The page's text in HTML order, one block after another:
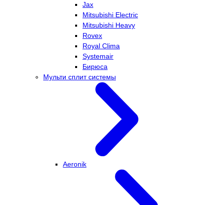
Jax
Mitsubishi Electric
Mitsubishi Heavy
Rovex
Royal Clima
Systemair
Бирюса
Мульти сплит системы
Aeronik